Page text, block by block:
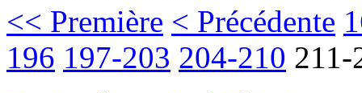
<< Première < Précédente
196 197-203 204-210 211-